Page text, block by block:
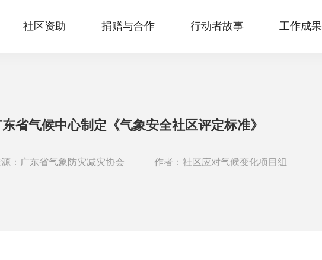
社区资助 捐赠与合作 行动者故事 工作成果
省气候中心制定《气象安全社区评定标准》
源：广东省气象防灾减灾协会 作者：社区应对气候变化项目组